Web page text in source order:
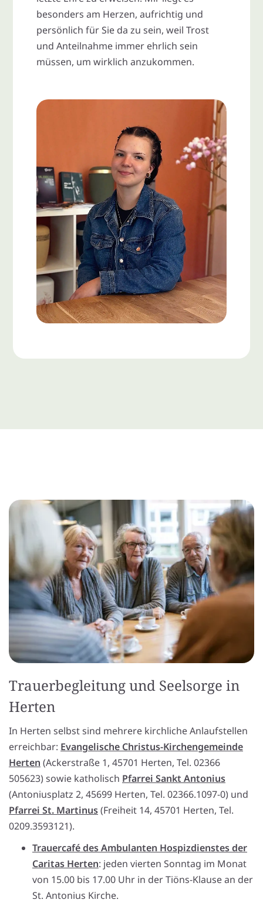
besonders am Herzen, aufrichtig und
persönlich für Sie da zu sein, weil Trost
und Anteilnahme immer ehrlich sein
müssen, um wirklich anzukommen.
Trauerbegleitung und Seelsorge in
Herten
In Herten selbst sind mehrere kirchliche Anlaufstellen
erreichbar: Evangelische Christus-Kirchengemeinde
Herten (Ackerstraße 1, 45701 Herten, Tel. 02366
505623) sowie katholisch Pfarrei Sankt Antonius
(Antoniusplatz 2, 45699 Herten, Tel. 02366.1097-0) und
Pfarrei St. Martinus(Freiheit 14, 45701 Herten, Tel.
0209.3593121).
Trauercafé des Ambulanten Hospizdienstes der
Caritas Herten: jeden vierten Sonntag im Monat
von 15.00 bis 17.00 Uhr in der Tiöns-Klause an der
St. Antonius Kirche.